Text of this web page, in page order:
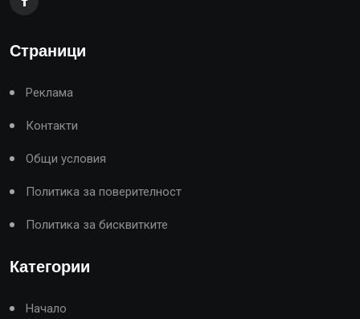
Страници
Реклама
Контакти
Общи условия
Политика за поверителност
Политика за бисквитките
Категории
Начало